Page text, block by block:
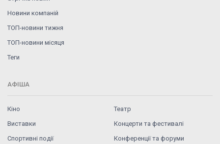
Новини компаній
ТОП-новини тижня
ТОП-новини місяця
Теги
АФІША
Кіно
Театр
Виставки
Концерти та фестивалі
Спортивні події
Конференції та форуми